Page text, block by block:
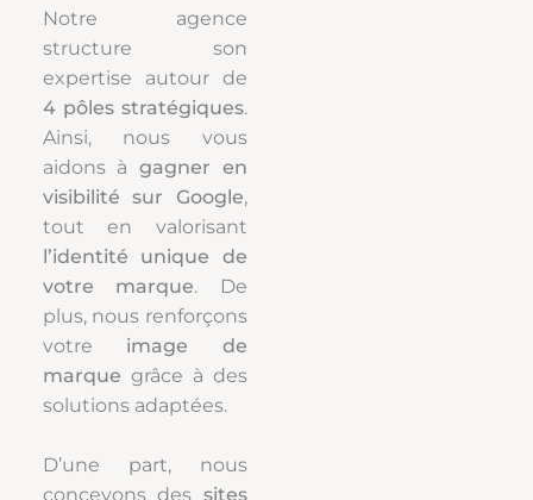
Notre agence
structure son
expertise autour de
4 pôles stratégiques.
Ainsi, nous vous
aidons àgagner en
visibilité sur Google,
tout en valorisant
l’identité unique de
votre marque. De
plus, nous renforçons
votre image de
marque grâce à des
solutions adaptées.
D’une part, nous
concevons des sites